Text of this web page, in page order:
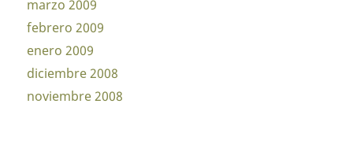
marzo 2009
febrero 2009
enero 2009
diciembre 2008
noviembre 2008